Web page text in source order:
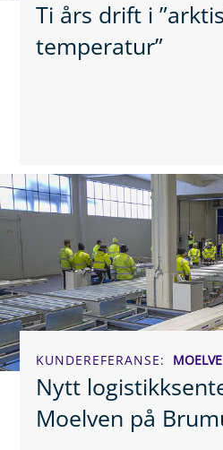
Ti års drift i
temperatur”
KUNDEREFERANSE
Nytt
Moelven på